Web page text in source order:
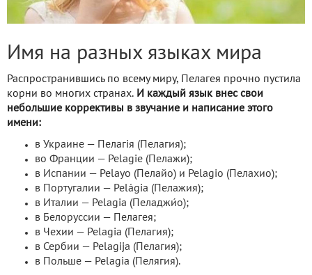
Имя на разных языках мира
Распространившись по всему миру, Пелагея прочно пустила
корни во многих странах. И каждый язык внес свои
небольшие коррективы в звучание и написание этого
имени:
в Украине — Пелагія (Пелагия);
во Франции — Pelagie (Пелажи);
в Испании — Pelayo (Пелайо) и Pelagio (Пелахио);
в Португалии — Pelágia (Пелажия);
в Италии — Pelagia (Пеладжи́о);
в Белоруссии — Пелагея;
в Чехии — Pelagia (Пелагия);
в Сербии — Pelagija (Пелагия);
в Польше — Pelagia (Пелягия).